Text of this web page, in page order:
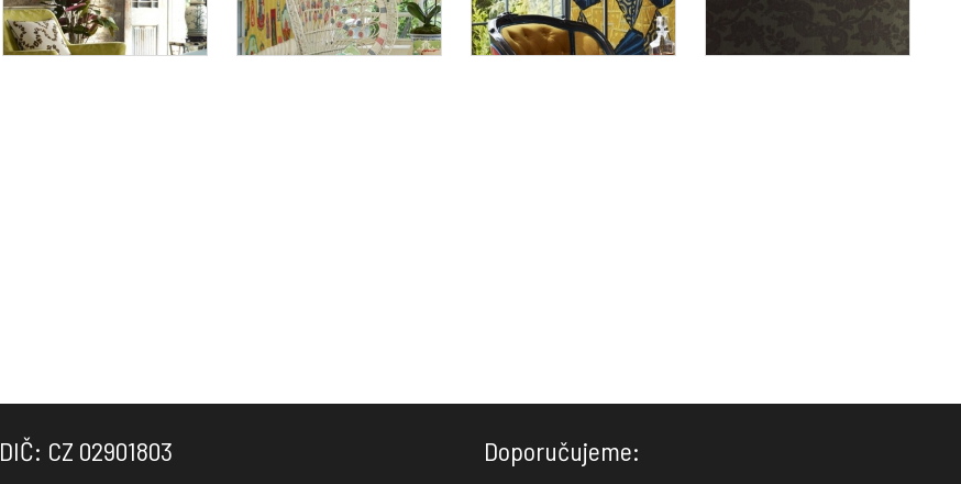
DIČ: CZ 02901803 Doporučujeme: